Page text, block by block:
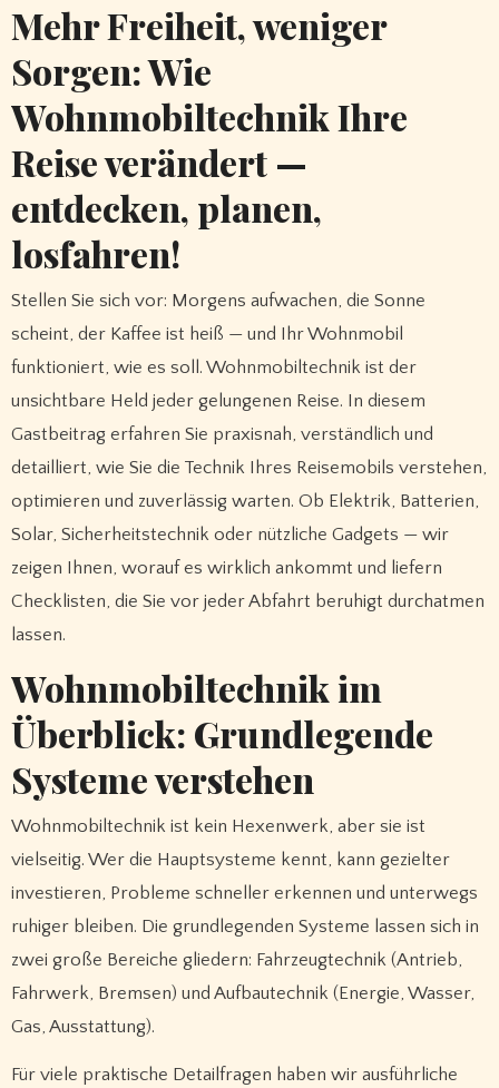
Mehr Freiheit, weniger
Sorgen: Wie
Wohnmobiltechnik Ihre
Reise verändert —
entdecken, planen,
losfahren!
Stellen Sie sich vor: Morgens aufwachen, die Sonne
scheint, der Kaffee ist heiß — und Ihr Wohnmobil
funktioniert, wie es soll. Wohnmobiltechnik ist der
unsichtbare Held jeder gelungenen Reise. In diesem
Gastbeitrag erfahren Sie praxisnah, verständlich und
detailliert, wie Sie die Technik Ihres Reisemobils verstehen,
optimieren und zuverlässig warten. Ob Elektrik, Batterien,
Solar, Sicherheitstechnik oder nützliche Gadgets — wir
zeigen Ihnen, worauf es wirklich ankommt und liefern
Checklisten, die Sie vor jeder Abfahrt beruhigt durchatmen
lassen.
Wohnmobiltechnik im
Überblick: Grundlegende
Systeme verstehen
Wohnmobiltechnik ist kein Hexenwerk, aber sie ist
vielseitig. Wer die Hauptsysteme kennt, kann gezielter
investieren, Probleme schneller erkennen und unterwegs
ruhiger bleiben. Die grundlegenden Systeme lassen sich in
zwei große Bereiche gliedern: Fahrzeugtechnik (Antrieb,
Fahrwerk, Bremsen) und Aufbautechnik (Energie, Wasser,
Gas, Ausstattung).
Für viele praktische Detailfragen haben wir ausführliche